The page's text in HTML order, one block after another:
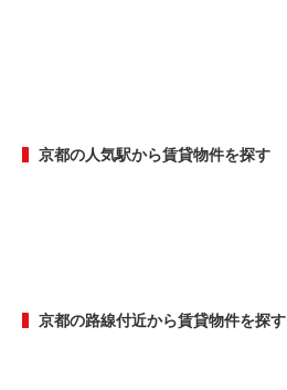
京都の人気駅から賃貸物件を探す
京都の路線付近から賃貸物件を探す